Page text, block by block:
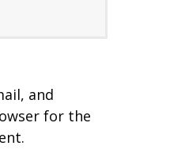
and
for the